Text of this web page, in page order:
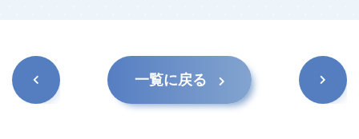
前の記
事
一覧に戻る
次の記
事